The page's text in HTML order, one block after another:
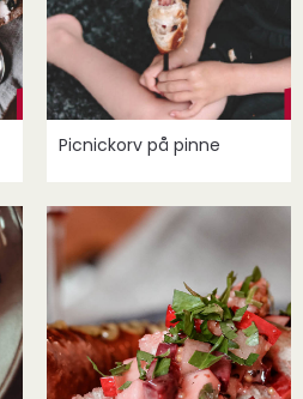
Picnickorv på pinne